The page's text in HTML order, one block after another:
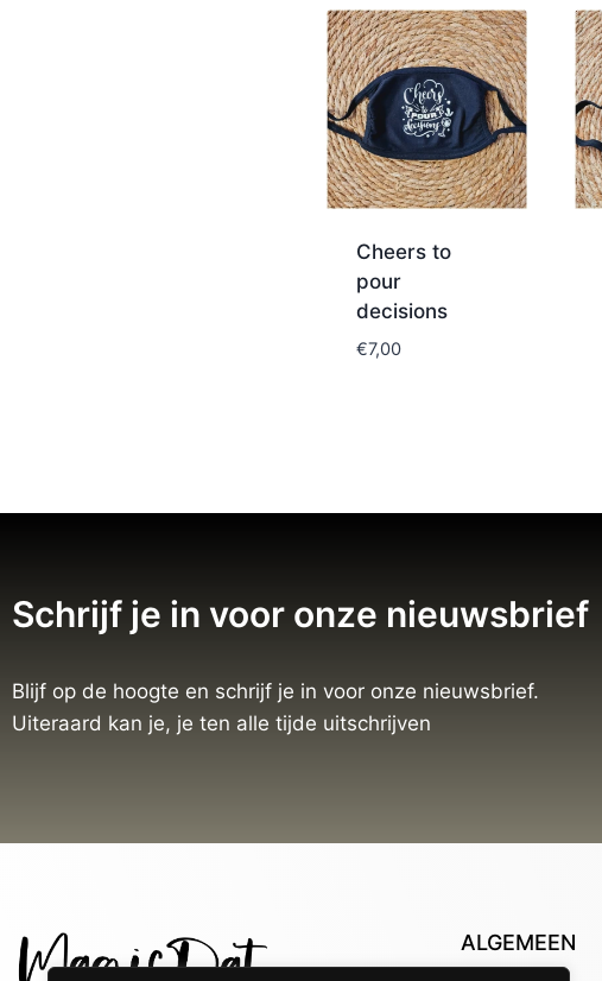
Cheers to
pour
decisions
€7,00
Schrijf je in voor onze nieuwsbrief
Blijf op de hoogte en schrijf je in voor onze nieuwsbrief.
Uiteraard kan je, je ten alle tijde uitschrijven
ALGEMEEN